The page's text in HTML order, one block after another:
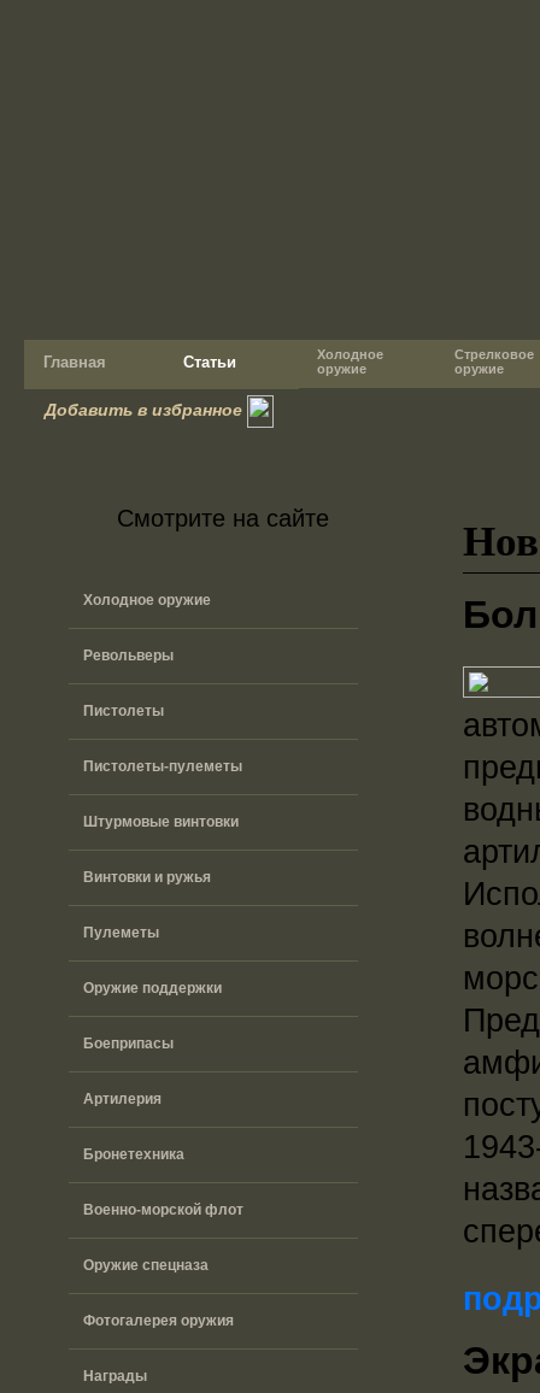
Главная Статьи
Холодное
оружие
Стрелковое
оружие
Добавить в избранное
Смотрите на сайте
Холодное оружие
Револьверы
Пистолеты
Пистолеты-пулеметы
Штурмовые винтовки
Винтовки и ружья
Пулеметы
Оружие поддержки
Боеприпасы
Артилерия
Бронетехника
Военно-морской флот
Оружие спецназа
Фотогалерея оружия
Награды